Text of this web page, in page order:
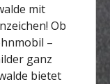
mit
Ob
–
ganz
bietet